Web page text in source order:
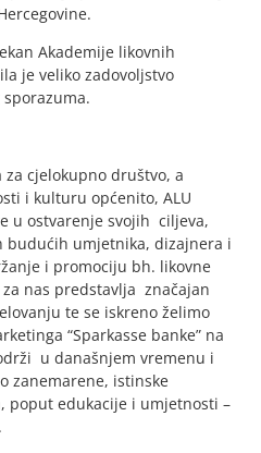
Akademije likovnih
je veliko zadovoljstvo
cjelokupno društvo, a
i kulturu općenito, ALU
u ostvarenje svojih ciljeva,
budućih umjetnika, dizajnera i
i promociju bh. likovne
nas predstavlja značajan
te se iskreno želimo
“Sparkasse banke” na
u današnjem vremenu i
zanemarene, istinske
poput edukacije i umjetnosti –